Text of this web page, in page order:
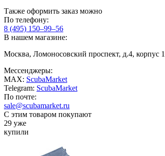
Также оформить заказ можно
По телефону:
8 (495) 150–99–56
В нашем магазине:
Москва, Ломоносовский проспект, д.4, корпус 1
Мессенджеры:
MAX: ScubaMarket
Telegram: ScubaMarket
По почте:
sale@scubamarket.ru
С этим товаром покупают
29 уже
купили